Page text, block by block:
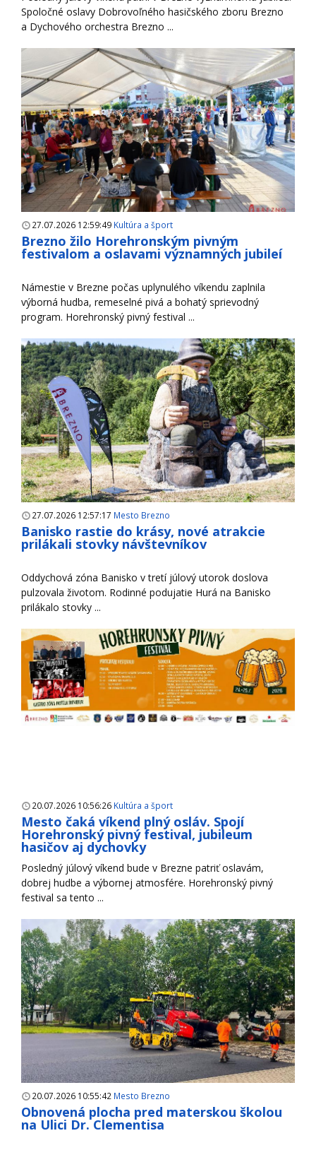
Spoločné oslavy Dobrovoľného hasičského zboru Brezno
a Dychového orchestra Brezno ...
27.07.2026 12:59:49 Kultúra a šport
Brezno žilo Horehronským pivným
festivalom a oslavami významných jubileí
Námestie v Brezne počas uplynulého víkendu zaplnila
výborná hudba, remeselné pivá a bohatý sprievodný
program. Horehronský pivný festival ...
27.07.2026 12:57:17 Mesto Brezno
Banisko rastie do krásy, nové atrakcie
prilákali stovky návštevníkov
Oddychová zóna Banisko v tretí júlový utorok doslova
pulzovala životom. Rodinné podujatie Hurá na Banisko
prilákalo stovky ...
20.07.2026 10:56:26 Kultúra a šport
Mesto čaká víkend plný osláv. Spojí
Horehronský pivný festival, jubileum
hasičov aj dychovky
Posledný júlový víkend bude v Brezne patriť oslavám,
dobrej hudbe a výbornej atmosfére. Horehronský pivný
festival sa tento ...
20.07.2026 10:55:42 Mesto Brezno
Obnovená plocha pred materskou školou
na Ulici Dr. Clementisa